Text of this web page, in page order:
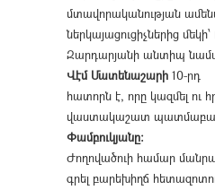
մտավորականության
ներկայացուցիչներից
Զարդարյանի անտիպ
Վէմ Մատենաշարի 10-րդ
հատորն է, որը կազմել ու
վաստակաշատ
Փամբուկյանը։
Ժողովածուի համար
գրել բարեխիղճ